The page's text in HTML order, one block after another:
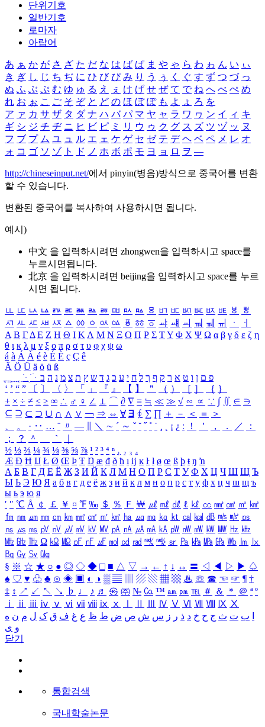
단위기호
일반기호
로마자
아랍어
あ ぁ か が さ ざ た だ な は ば ぱ ま や ゃ ら わ ゎ ん い ぃ
き ぎ し じ ち ぢ に ひ び ぴ み り う ぅ く ぐ す ず つ づ っ
ぬ ふ ぶ ぷ む ゆ ゅ る え ぇ け げ せ ぜ て で ね へ べ ぺ め
れ お ぉ こ ご そ ぞ と ど の ほ ぼ ぽ も よ ょ ろ を
ア ァ カ サ ザ タ ダ ナ ハ バ パ マ ヤ ャ ラ ワ ヮ ン イ ィ キ
ギ シ ジ チ ヂ ニ ヒ ビ ピ ミ リ ウ ゥ ク グ ス ズ ツ ヅ ッ ヌ
フ ブ プ ム ユ ュ ル エ ェ ケ ゲ セ ゼ テ デ ヘ ベ ペ メ レ オ
ォ コ ゴ ソ ゾ ト ド ノ ホ ボ ポ モ ヨ ョ ロ ヲ ―
http://chineseinput.net/에서 pinyin(병음)방식으로 중국어를 변환
할 수 있습니다.
변환된 중국어를 복사하여 사용하시면 됩니다.
예시)
中文 을 입력하시려면 zhongwen을 입력하시고 space를
누르시면됩니다.
北京 을 입력하시려면 beijing을 입력하시고 space를 누르
시면 됩니다.
ㅥ ㅦ ㅧ ㅨ ㅩ ㅪ ㅫ ㅬ ㅭ ㅮ ㅯ ㅰ ㅱ ㅲ ㅳ ㅴ ㅵ ㅶ ㅷ ㅸ
ㅹ
ㅺ ㅻ ㅼ ㅽ ㅾ ㅿ ㆀ ㆁ ㆂ ㆃ ㆄ ㆅ ㆆ ㆇ ㆈ ㆉ ㆊ ㆋ ㆌ ㆍ
ㆎ
Α Β ΓΔ Ε Ζ Η Θ Ι ΚΛ Μ Ν Ξ Ο Π Ρ Σ ΤΥ Φ Χ Ψ Ω α β γ δ ε ζ η
θ ι κ λ μ ν ξ ο π ρ σ τ υ φ χ ψ ω
á à Á À é è É È ç Ç ê
Ä Ö Ü ä ö ü ß
ִֶֹ ֻּ ׁׂ פ ם ן ו ט א ר ק ף ך ל ח י ע כ ג ד ש ץ ת צ מ נ ה ב
‘ ’ “ ” 〔 〕 〈 〉 「 」 『 』 【 】 ＂ （ ） ［ ］ ｛ ｝
± × ÷ ≠ ≤ ≥ ∞ ∴ ♂ ♀ ∠ ⊥ ⌒ ∂ ∇ ≡ ≒ ≪ ≫ √ ∽ ∝ ∵ ∫ ∬ ∈ ∋
⊆ ⊇ ⊂ ⊃ ∪ ∩ ∧ ∨ ￢ ⇒ ⇔ ∀ ∃ ∮ ∑ ∏ ＋ － ＜ ＝
＞
、
。 · ‥ … ¨ 〃 ― ＼ ∼ ´ ～ ˇ ˘ ˝ ˚ ˙ ¸ ¡ ¿ ː ！ ＇ ， ． ／
：
；
？ ＾ ｀
½ ⅓ ⅔ ¼ ¾ ⅛ ⅜ ⅝ ⅞ ¹ ² ³ ⁴ ⁿ ₁ ₂ ₃ ₄
Æ Ð Ħ Ĳ Ł Ø Œ Þ Ŧ Ŋ æ đ ð ħ ı ĳ ĸ ŀ ł ø œ ß þ ŧ ŋ ŉ
А Б В Г Д Е Ё Ж З И Й К Л М Н О П Р С Т У Ф Х Ц Ч Ш Щ Ъ
Ы Ь Э Ю Я а б в г д е ё ж з и й к л м н о п р с т у ф х ц ч ш щ ъ
ы ь э ю я
′ ″ ℃ Å ￠ ￡ ￥ ¤ ℉ ‰ ＄ ％ Ｆ ￦ ㎕ ㎖ ㎗ ℓ ㎘ ㏄ ㎣ ㎤ ㎥ ㎦
㎙ ㎚ ㎛ ㎜ ㎝ ㎞ ㎟ ㎠ ㎡ ㎢ ㏊ ㎍ ㎎ ㎏ ㏏ ㎈ ㎉ ㏈ ㎧ ㎨ ㎰
㎱ ㎲ ㎳ ㎴ ㎵ ㎶ ㎷ ㎸ ㎹ ㎀ ㎁ ㎂ ㎃ ㎄ ㎺ ㎻ ㎽ ㎾ ㎿ ㎐ ㎑
㎒ ㎓ ㎔ Ω ㏀ ㏁ ㎊ ㎋ ㎌ ㏖ ㏅ ㎭ ㎮ ㎯ ㏛ ㎩ ㎪ ㎫ ㎬ ㏝ ㏐
㏓
㏃ ㏉ ㏜ ㏆
§ ※ ☆ ★ ○ ● ◎ ◇ ◆ □ ■ △ ▽ → ← ↑ ↓ ↔ 〓 ◁ ◀ ▷ ▶ ♤
♠ ♡ ♥ ♧ ♣ ⊙ ◈ ▣ ◐ ◑ ▒ ▤ ▨ ▧ ▦ ▩ ♨ ☏ ☎ ☜ ☞ ¶ †
‡ ↕ ↗ ↙ ↖ ↘ ♭ ♩ ♪ ♬ ㉿ ㈜ № ㏇ ™ ㏂ ㏘ ℡ ＃ ＆ ＊ ＠ ª º
ⅰ
ⅱ ⅲ ⅳ ⅴ ⅵ ⅶ ⅷ ⅸ ⅹ Ⅳ Ⅴ Ⅵ Ⅶ Ⅷ Ⅸ Ⅹ
ب ت ث ج ح خ د ذ ر ز س ش ص ض ط ظ ع غ ف ق ک ل م ن ه
و ی
닫기
통합검색
국내학술논문